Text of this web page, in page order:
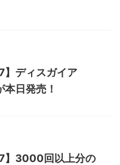
】ディスガイア
日発売！
7】3000回以上分の